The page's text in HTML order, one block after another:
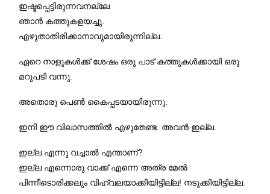
ഇഷ്ടപ്പെട്ടിരുന്നവനല്ലേ
ഞാൻ കത്തുകളയച്ചു.
എഴുതാതിരിക്കാനാവുമായിരുന്നില്ല.
ഏറെ നാളുകൾക്ക് ശേഷം ഒരു പാട് കത്തുകൾക്കായി ഒരു
മറുപടി വന്നു.
അതൊരു പെൺ കൈപ്പടയായിരുന്നു.
ഇനി ഈ വിലാസത്തിൽ എഴുതേണ്ട. അവൻ ഇല്ല.
ഇല്ല എന്നു വച്ചാൽ എന്താണ്?
ഇല്ല എന്നൊരു വാക്ക് എന്നെ അത്ര മേൽ
പിന്നീടൊരിക്കലും വിഹ്വലയാക്കിയിട്ടില്ല! നടുക്കിയിട്ടില്ല.